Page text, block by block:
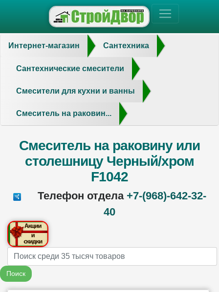
Интернет-магазин Сантехника
Сантехнические смесители
Смесители для кухни и ванны
Смеситель на раковин...
Смеситель на раковину или
столешницу Черный/хром
F1042
Телефон отдела +7-(968)-642-32-
40
Name
Поиск